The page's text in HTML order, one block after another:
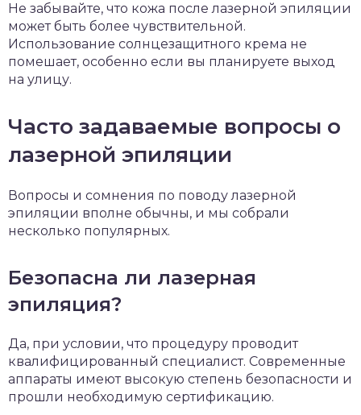
Не забывайте, что кожа после лазерной эпиляции
может быть более чувствительной.
Использование солнцезащитного крема не
помешает, особенно если вы планируете выход
на улицу.
Часто задаваемые вопросы о
лазерной эпиляции
Вопросы и сомнения по поводу лазерной
эпиляции вполне обычны, и мы собрали
несколько популярных.
Безопасна ли лазерная
эпиляция?
Да, при условии, что процедуру проводит
квалифицированный специалист. Современные
аппараты имеют высокую степень безопасности и
прошли необходимую сертификацию.